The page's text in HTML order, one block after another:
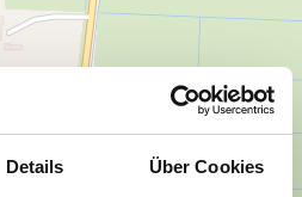
Details Über Cookies